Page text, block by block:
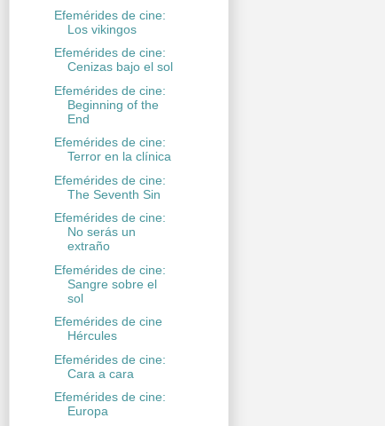
Efemérides de cine:
Los vikingos
Efemérides de cine:
Cenizas bajo el sol
Efemérides de cine:
Beginning of the
End
Efemérides de cine:
Terror en la clínica
Efemérides de cine:
The Seventh Sin
Efemérides de cine:
No serás un
extraño
Efemérides de cine:
Sangre sobre el
sol
Efemérides de cine
Hércules
Efemérides de cine:
Cara a cara
Efemérides de cine:
Europa